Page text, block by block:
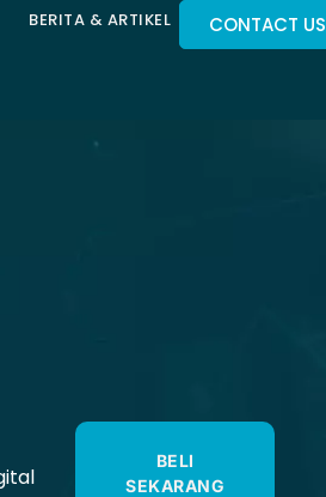
BERITA & ARTIKEL CONTACT US
BELI
SEKARANG